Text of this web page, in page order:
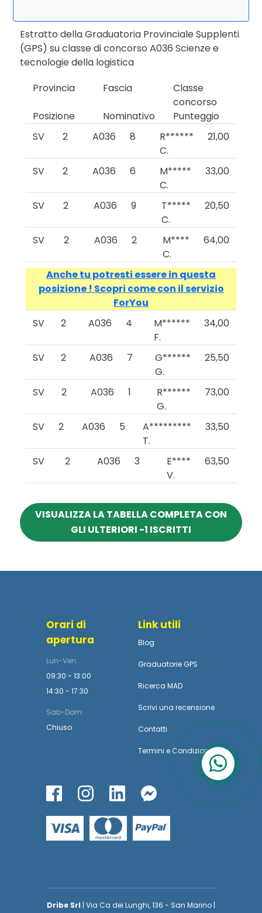
Estratto della Graduatoria Provinciale Supplenti
(GPS) su classe di concorso A036 Scienze e
tecnologie della logistica
Provincia
Fascia
Classe
concorso
Posizione
Nominativo
Punteggio
SV
2 A036 8
R******
C.
21,00
SV 2 A036 6
M*****
C.
33,00
SV 2 A036 9
T*****
C.
20,50
SV 2 A036 2
M****
C.
64,00
Anche tu potresti essere in questa
posizione ! Scopri come con il servizio
ForYou
SV
2 A036 4
M******
F.
34,00
SV 2 A036 7
G******
G.
25,50
SV 2 A036 1
R******
G.
73,00
SV 2 A036 5
A*********
T.
33,50
SV 2 A036 3
E****
V.
63,50
VISUALIZZA LA TABELLA COMPLETA CON
GLI ULTERIORI -1 ISCRITTI
Orari di
apertura
Lun-Ven:
09:30 - 13:00
14:30 - 17:30
Sab-Dom:
Chiuso
Link utili
Blog
Graduatorie GPS
Ricerca MAD
Scrivi una recensione
Contatti
Termini e Condizioni
Dribe Srl | Via Ca dei Lunghi, 136 - San Marino |